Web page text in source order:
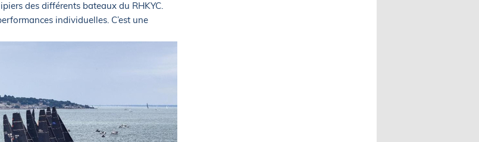
des différents bateaux du RHKYC.
individuelles. C’est une